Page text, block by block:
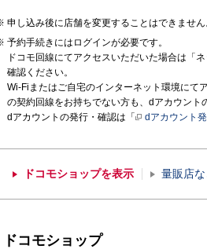
申し込み後に店舗を変更することはできません
予約手続きにはログインが必要です。
ドコモ回線にてアクセスいただいた場合は「
確認ください。
Wi-Fiまたはご自宅のインターネット環境にて
の契約回線をお持ちでない方も、dアカウント
dアカウントの発行・確認は「
dアカウント
ドコモショップを表示 量販店
ドコモショップ